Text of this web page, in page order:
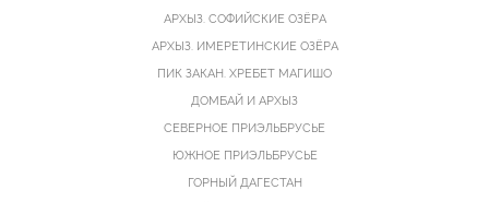
АРХЫЗ. СОФИЙСКИЕ ОЗЁРА
АРХЫЗ. ИМЕРЕТИНСКИЕ ОЗЁРА
ПИК ЗАКАН. ХРЕБЕТ МАГИШО
ДОМБАЙ И АРХЫЗ
СЕВЕРНОЕ ПРИЭЛЬБРУСЬЕ
ЮЖНОЕ ПРИЭЛЬБРУСЬЕ
ГОРНЫЙ ДАГЕСТАН